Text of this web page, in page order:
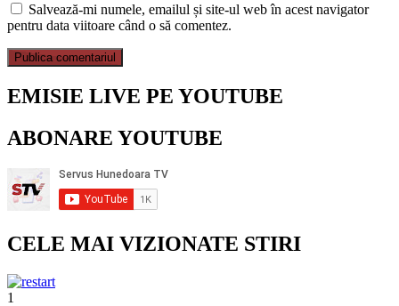
Salvează-mi numele, emailul și site-ul web în acest navigator
pentru data viitoare când o să comentez.
EMISIE LIVE PE YOUTUBE
ABONARE YOUTUBE
CELE MAI VIZIONATE STIRI
1